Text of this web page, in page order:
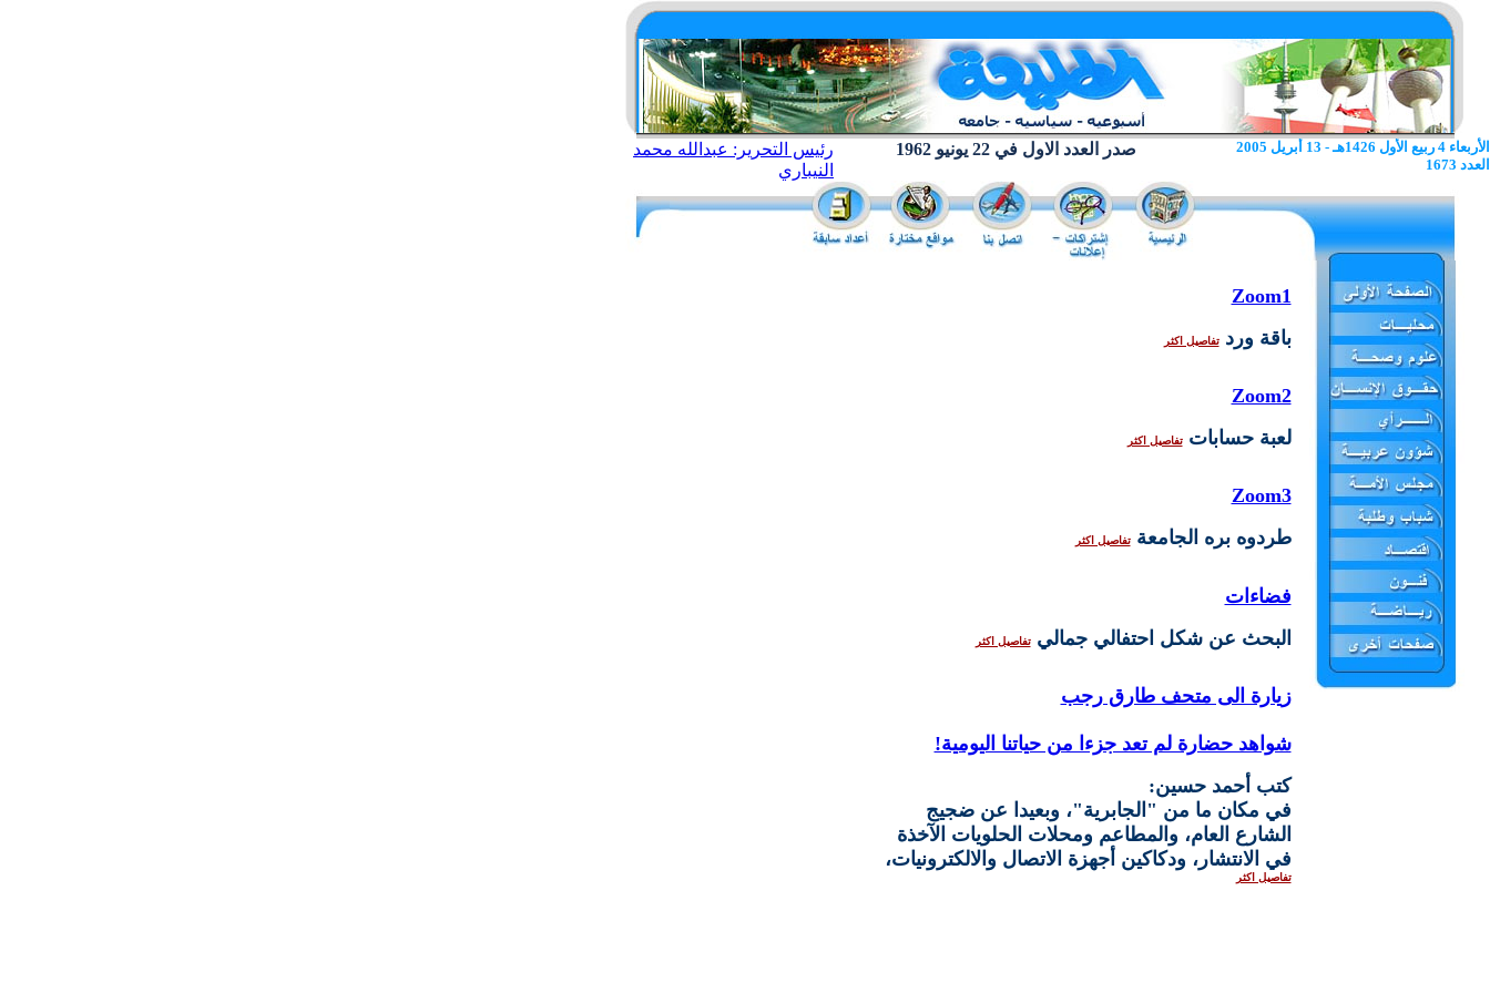
رئيس التحرير: عبدالله محمد
النيباري
صدر العدد الاول في 22 يونيو 1962
الأربعاء 4 ربيع الأول 1426هـ - 13 أبريل 2005
العدد 1673
Zoom1
باقة وردتفاصيل اكثر
Zoom2
لعبة حساباتتفاصيل اكثر
Zoom3
طردوه بره الجامعةتفاصيل اكثر
فضاءات
البحث عن شكل احتفالي جماليتفاصيل اكثر
زيارة الى متحف طارق رجب
شواهد حضارة لم تعد جزءا من حياتنا اليومية!
كتب أحمد حسين:
في مكان ما من "الجابرية"، وبعيدا عن ضجيج
الشارع العام، والمطاعم ومحلات الحلويات الآخذة
في الانتشار، ودكاكين أجهزة الاتصال والالكترونيات،
تفاصيل اكثر